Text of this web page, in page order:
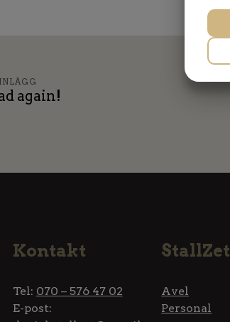
again!
Kontakt
Tel: 070 – 576 47 02
E-post:
StallZet
Avel
Personal